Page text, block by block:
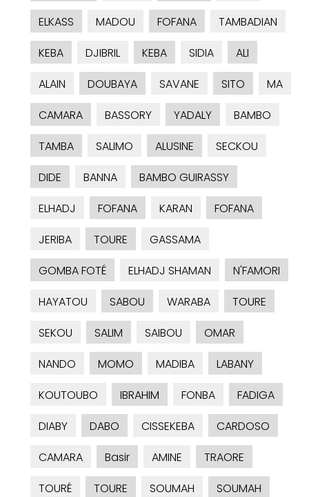
ELKASS MADOU FOFANA
TAMBADIAN
KEBA
DJIBRIL KEBA SIDIA
ALI
ALAIN
DOUBAYA SAVANE SITO
MA
CAMARA
BASSORY YADALY
BAMBO
TAMBA
SALIMO ALUSINE
SECKOU
DIDE
BANNA
BAMBO GUIRASSY
ELHADJ
FOFANA KARAN
FOFANA
JERIBA
TOURE
GASSAMA
GOMBA FOTÉ
ELHADJ SHAMAN
N'FAMORI
HAYATOU
SABOU WARABA
TOURE
SEKOU
SALIM SAIBOU
OMAR
NANDO
MOMO MADIBA
LABANY
KOUTOUBO
IBRAHIM FONBA
FADIGA
DIABY
DABO CISSEKEBA
CARDOSO
CAMARA
Basir AMINE
TRAORE
TOURÉ
TOURE SOUMAH
SOUMAH